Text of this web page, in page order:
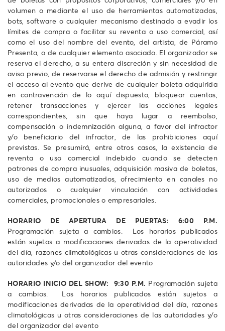
volumen o mediante el uso de herramientas automatizadas,
bots, software o cualquier mecanismo destinado a evadir los
límites de compra o facilitar su reventa o uso comercial, así
como el uso del nombre del evento, del artista, de Páramo
Presenta, o de cualquier elemento asociado. El organizador se
reserva el derecho, a su entera discreción y sin necesidad de
aviso previo, de reservarse el derecho de admisión y restringir
el acceso al evento que derive de cualquier boleta adquirida
en contravención de lo aquí dispuesto, bloquear cuentas,
retener transacciones y ejercer las acciones legales
correspondientes, sin que haya lugar a reembolso,
compensación o indemnización alguna, a favor del infractor
y/o beneficiario del infractor, de las prohibiciones aquí
previstas. Se presumirá, entre otros casos, la existencia de
reventa o uso comercial indebido cuando se detecten
patrones de compra inusuales, adquisición masiva de boletas,
uso de medios automatizados, ofrecimiento en canales no
autorizados o cualquier vinculación con actividades
comerciales, promocionales o empresariales.
HORARIO DE APERTURA DE PUERTAS:
6:00 P.M.
Programación sujeta a cambios. Los horarios publicados
están sujetos a modificaciones derivadas de la operatividad
del día, razones climatológicas u otras consideraciones de las
autoridades y/o del organizador del evento
HORARIO INICIO DEL SHOW: 9:30 P.M. Programación sujeta
a cambios. Los horarios publicados están sujetos a
modificaciones derivadas de la operatividad del día, razones
climatológicas u otras consideraciones de las autoridades y/o
del organizador del evento